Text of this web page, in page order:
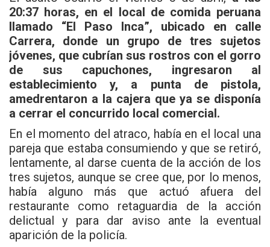
20:37 horas, en el local de comida peruana
llamado “El Paso Inca”, ubicado en calle
Carrera, donde un grupo de tres sujetos
jóvenes, que cubrían sus rostros con el gorro
de sus capuchones, ingresaron al
establecimiento y, a punta de pistola,
amedrentaron a la cajera que ya se disponía
a cerrar el concurrido local comercial.
En el momento del atraco, había en el local una
pareja que estaba consumiendo y que se retiró,
lentamente, al darse cuenta de la acción de los
tres sujetos, aunque se cree que, por lo menos,
había alguno más que actuó afuera del
restaurante como retaguardia de la acción
delictual y para dar aviso ante la eventual
aparición de la policía.